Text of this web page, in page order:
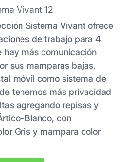
Vivant 12
Sistema Vivant ofrece
de trabajo para 4
hay más comunicación
sus mamparas bajas,
móvil como sistema de
tenemos más privacidad
agregando repisas y
Blanco, con
Gris y mampara color